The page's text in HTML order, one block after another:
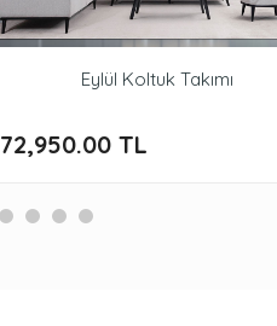
Eylül Koltuk Takımı
72,950.00 TL